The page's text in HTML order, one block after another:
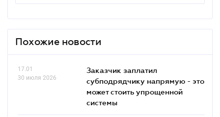
Похожие новости
17.01
30 июля 2026
Заказчик заплатил
субподрядчику напрямую - это
может стоить упрощенной
системы